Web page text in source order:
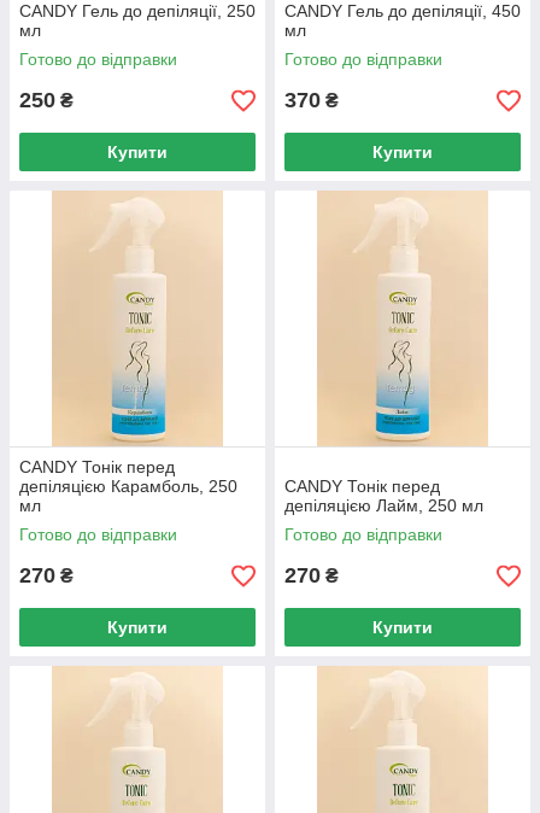
CANDY Гель до депіляції, 250
мл
Готово до відправки
250 ₴
Купити
CANDY Гель до депіляції, 450
мл
Готово до відправки
370 ₴
Купити
CANDY Тонік перед
депіляцією Карамболь, 250
мл
Готово до відправки
270 ₴
Купити
CANDY Тонік перед
депіляцією Лайм, 250 мл
Готово до відправки
270 ₴
Купити